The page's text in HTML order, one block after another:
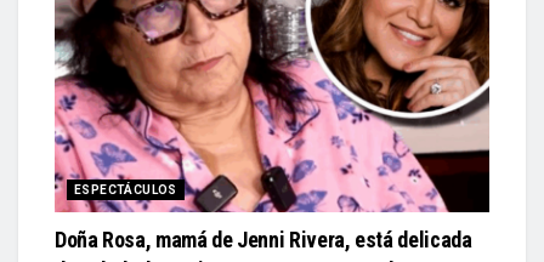
ESPECTÁCULOS
Doña Rosa, mamá de Jenni Rivera, está delicada